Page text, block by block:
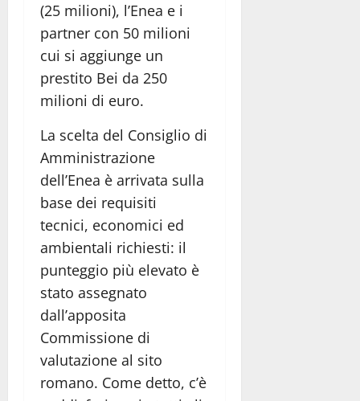
(25 milioni), l’Enea e i
partner con 50 milioni
cui si aggiunge un
prestito Bei da 250
milioni di euro.
La scelta del Consiglio di
Amministrazione
dell’Enea è arrivata sulla
base dei requisiti
tecnici, economici ed
ambientali richiesti: il
punteggio più elevato è
stato assegnato
dall’apposita
Commissione di
valutazione al sito
romano. Come detto, c’è